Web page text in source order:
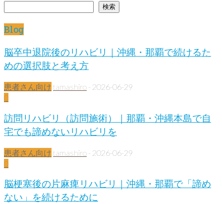
検索
Blog
脳卒中退院後のリハビリ｜沖縄・那覇で続けるた
めの選択肢と考え方
患者さん向け tamashiro - 2026-06-29
0
訪問リハビリ（訪問施術）｜那覇・沖縄本島で自
宅でも諦めないリハビリを
患者さん向け tamashiro - 2026-06-29
0
脳梗塞後の片麻痺リハビリ｜沖縄・那覇で「諦め
ない」を続けるために